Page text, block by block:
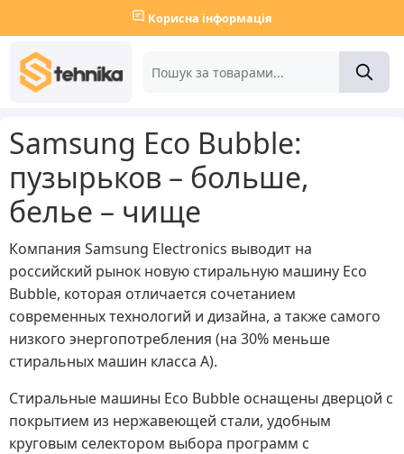
Корисна інформація
Samsung Eco Bubble:
пузырьков – больше,
белье – чище
Компания Samsung Electronics выводит на
российский рынок новую стиральную машину Eco
Bubble, которая отличается сочетанием
современных технологий и дизайна, а также самого
низкого энергопотребления (на 30% меньше
стиральных машин класса А).
Стиральные машины Eco Bubble оснащены дверцой с
покрытием из нержавеющей стали, удобным
круговым селектором выбора программ с